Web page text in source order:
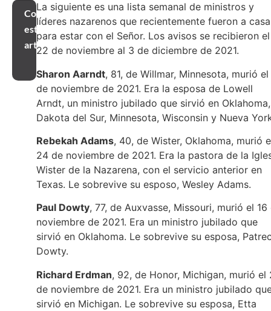
Compartir
este
artículo
La siguiente es una lista semanal de ministros y
líderes nazarenos que recientemente fueron a casa
para estar con el Señor. Los avisos se recibieron el
22 de noviembre al 3 de diciembre de 2021.
Sharon Aarndt, 81, de Willmar, Minnesota, murió el
de noviembre de 2021. Era la esposa de Lowell
Arndt, un ministro jubilado que sirvió en Oklahoma,
Dakota del Sur, Minnesota, Wisconsin y Nueva
Rebekah Adams, 40, de Wister, Oklahoma, murió
24 de noviembre de 2021. Era la pastora de la
Wister de la Nazarena, con el servicio anterior en
Texas. Le sobrevive su esposo, Wesley Adams.
Paul Dowty, 77, de Auxvasse, Missouri, murió el 16
noviembre de 2021. Era un ministro jubilado que
sirvió en Oklahoma. Le sobrevive su esposa,
Dowty.
Richard Erdman, 92, de Honor, Michigan, murió el
de noviembre de 2021. Era un ministro jubilado
sirvió en Michigan. Le sobrevive su esposa, Etta